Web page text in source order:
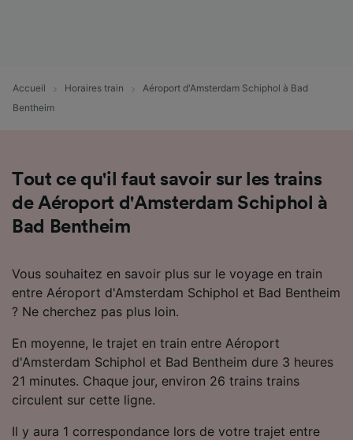
Accueil Horaires train
Aéroport d'Amsterdam Schiphol à Bad
Bentheim
Tout ce qu'il faut savoir sur les trains
de Aéroport d'Amsterdam Schiphol à
Bad Bentheim
Vous souhaitez en savoir plus sur le voyage en train
entre Aéroport d'Amsterdam Schiphol et Bad Bentheim
? Ne cherchez pas plus loin.
En moyenne, le trajet en train entre Aéroport
d'Amsterdam Schiphol et Bad Bentheim dure 3 heures
21 minutes. Chaque jour, environ 26 trains trains
circulent sur cette ligne.
Il y aura 1 correspondance lors de votre trajet entre
contenu personnalisés, mesure de
performance des publicités et du contenu,
Liste de nos partenaires (fournisseurs)